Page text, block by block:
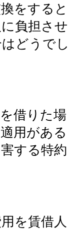
をすると
負担させ
どうでし
借りた場
用がある
する特約
を賃借人